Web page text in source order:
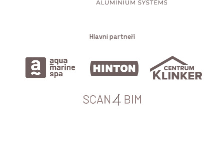
Hlavní partneři